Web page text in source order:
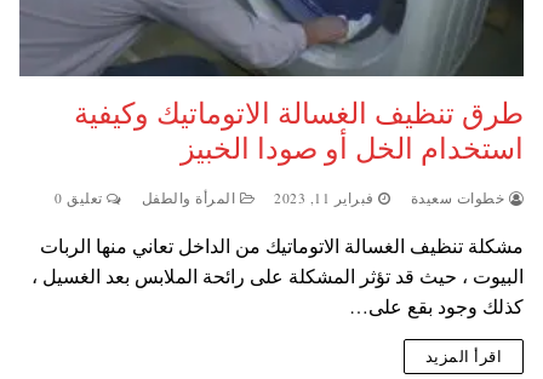
طرق تنظيف الغسالة الاتوماتيك وكيفية
استخدام الخل أو صودا الخبيز
خطوات سعيدة فبراير 11, 2023 المرأة والطفل تعليق 0
مشكلة تنظيف الغسالة الاتوماتيك من الداخل تعاني منها الربات
البيوت ، حيث قد تؤثر المشكلة على رائحة الملابس بعد الغسيل ،
كذلك وجود بقع على…
اقرأ المزيد